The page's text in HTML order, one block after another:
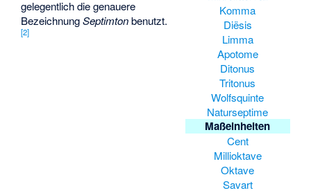
Komma
Diësis
Limma
Apotome
Ditonus
Tritonus
Wolfsquinte
Naturseptime
Maßeinheiten
Cent
Millioktave
Oktave
Savart
gelegentlich die genauere
BezeichnungSeptimtonbenutzt.
[2]